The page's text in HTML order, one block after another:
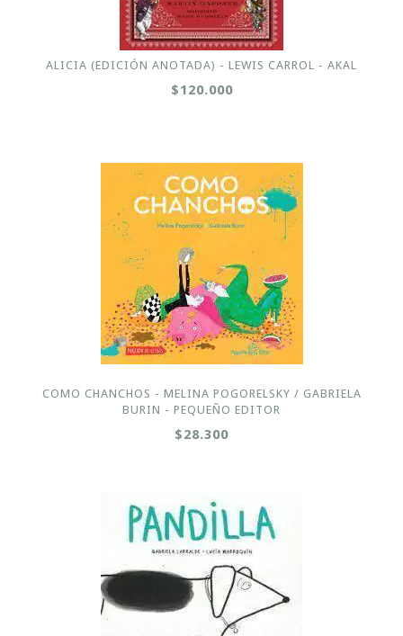
ALICIA (EDICIÓN ANOTADA) - LEWIS CARROL - AKAL
$120.000
COMO CHANCHOS - MELINA POGORELSKY / GABRIELA
BURIN - PEQUEÑO EDITOR
$28.300